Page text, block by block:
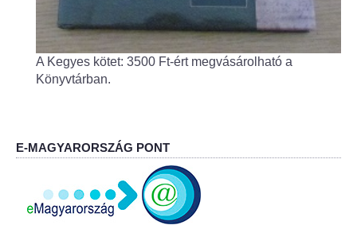
A Kegyes kötet: 3500 Ft-ért megvásárolható a
Könyvtárban.
E-MAGYARORSZÁG PONT